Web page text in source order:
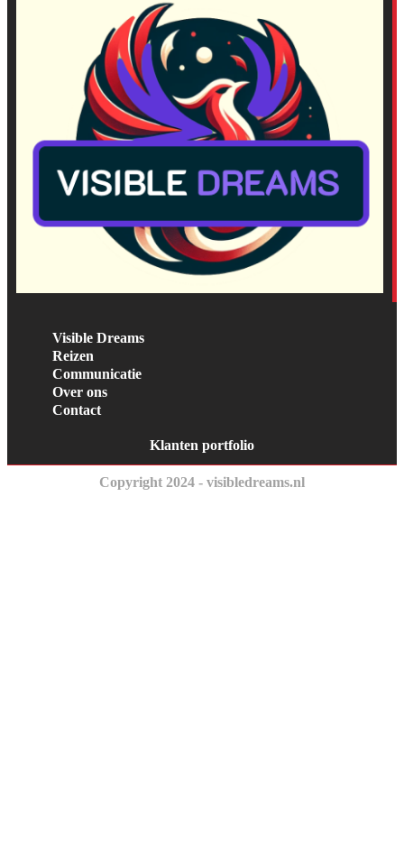
Visible Dreams
Reizen
Communicatie
Over ons
Contact
Klanten portfolio
Copyright 2024 - visibledreams.nl